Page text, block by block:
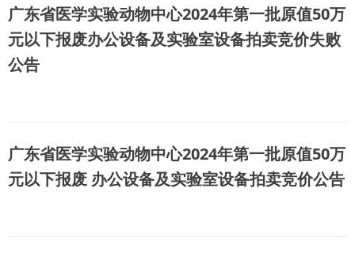
广东省医学实验动物中心2024年第一批原值50万
元以下报废办公设备及实验室设备拍卖竞价失败
公告
广东省医学实验动物中心2024年第一批原值50万
元以下报废 办公设备及实验室设备拍卖竞价公告